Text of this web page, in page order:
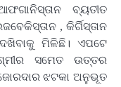
ବ୍ୟତୀତ
, କିର୍ଗିସ୍ତାନ
ମିଳିଛି। ଏପଟେ
ସମେତ ଉତ୍ତର
ଝଟକା ଅନୁଭୂତ